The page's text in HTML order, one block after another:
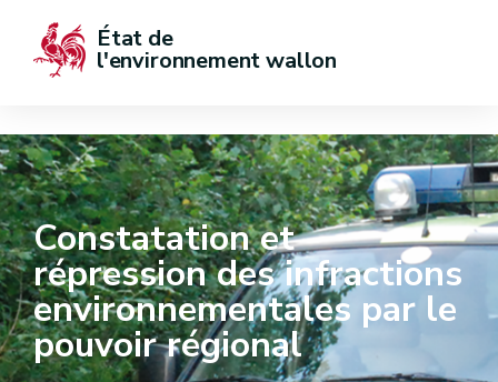
État de
l'environnement wallon
Constatation et
répression des infractions
environnementales par le
pouvoir régional